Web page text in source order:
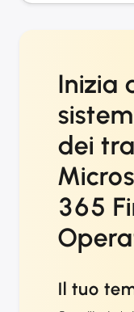
Inizia
dei
365
Il tuo